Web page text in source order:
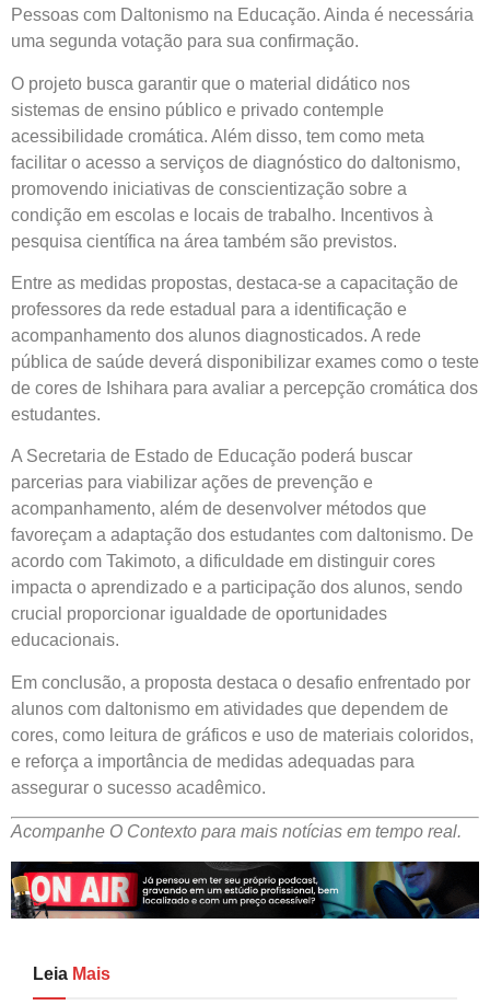
Pessoas com Daltonismo na Educação. Ainda é necessária
uma segunda votação para sua confirmação.
O projeto busca garantir que o material didático nos
sistemas de ensino público e privado contemple
acessibilidade cromática. Além disso, tem como meta
facilitar o acesso a serviços de diagnóstico do daltonismo,
promovendo iniciativas de conscientização sobre a
condição em escolas e locais de trabalho. Incentivos à
pesquisa científica na área também são previstos.
Entre as medidas propostas, destaca-se a capacitação de
professores da rede estadual para a identificação e
acompanhamento dos alunos diagnosticados. A rede
pública de saúde deverá disponibilizar exames como o teste
de cores de Ishihara para avaliar a percepção cromática dos
estudantes.
A Secretaria de Estado de Educação poderá buscar
parcerias para viabilizar ações de prevenção e
acompanhamento, além de desenvolver métodos que
favoreçam a adaptação dos estudantes com daltonismo. De
acordo com Takimoto, a dificuldade em distinguir cores
impacta o aprendizado e a participação dos alunos, sendo
crucial proporcionar igualdade de oportunidades
educacionais.
Em conclusão, a proposta destaca o desafio enfrentado por
alunos com daltonismo em atividades que dependem de
cores, como leitura de gráficos e uso de materiais coloridos,
e reforça a importância de medidas adequadas para
assegurar o sucesso acadêmico.
Acompanhe O Contexto para mais notícias em tempo real.
Leia Mais